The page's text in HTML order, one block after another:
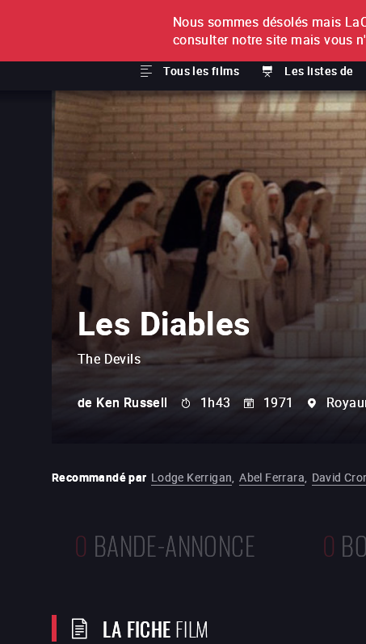
À L'UNITÉ
Tous les films Les listes de
ABONNEMENT
Les Diables
The Devils
de Ken Russell 1h43 1971
Recommandé par Lodge Kerrigan, Abel Ferrara, David
0 BANDE-ANNONCE 0
LA FICHEFILM
Nous sommes désolés mais
consulter notre site mais vous